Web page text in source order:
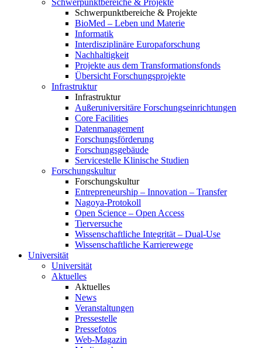
Schwerpunktbereiche & Projekte
Schwerpunktbereiche & Projekte
BioMed – Leben und Materie
Informatik
Interdisziplinäre Europaforschung
Nachhaltigkeit
Projekte aus dem Transformationsfonds
Übersicht Forschungsprojekte
Infrastruktur
Infrastruktur
Außeruniversitäre Forschungseinrichtungen
Core Facilities
Datenmanagement
Forschungsförderung
Forschungsgebäude
Servicestelle Klinische Studien
Forschungskultur
Forschungskultur
Entrepreneurship – Innovation – Transfer
Nagoya-Protokoll
Open Science – Open Access
Tierversuche
Wissenschaftliche Integrität – Dual-Use
Wissenschaftliche Karrierewege
Universität
Universität
Aktuelles
Aktuelles
News
Veranstaltungen
Pressestelle
Pressefotos
Web-Magazin